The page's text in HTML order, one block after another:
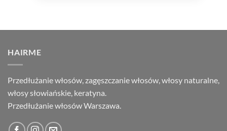
HAIRME
Przedłużanie włosów, zagęszczanie włosów, włosy naturalne,
włosy słowiańskie, keratyna.
Przedłużanie włosów Warszawa.